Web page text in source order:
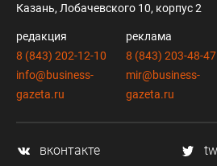
Казань, Лобачевского 10, корпус 2
редакция
8 (843) 202-12-10
info@business-
gazeta.ru
реклама
8 (843) 203-48-47
mir@business-
gazeta.ru
вконтакте